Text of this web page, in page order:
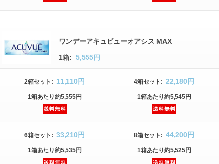
ワンデーアキュビューオアシス MAX
1箱: 5,555円
2箱セット : 11,110円
1箱あたり約5,555円
4箱セット : 22,180円
1箱あたり約5,545円
6箱セット : 33,210円
1箱あたり約5,535円
8箱セット : 44,200円
1箱あたり約5,525円